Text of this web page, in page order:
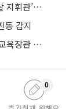
러 모스크바 고급식당 폭탄 공격…‘부차 학살 지휘관’ 노렸나
동 감지
인도 ‘바퀴벌레당’ 청년들에 백기 든 모디…교육장관 사퇴
0